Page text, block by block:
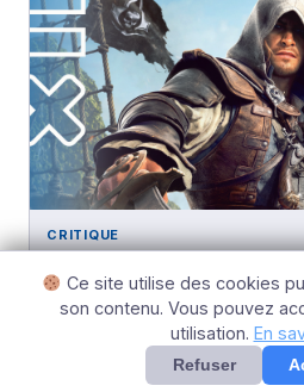
CRITIQUE
réussi d’un épisode culte
Ce site utilise des cookies
son contenu. Vous pouvez
utilisation. En
Refuser